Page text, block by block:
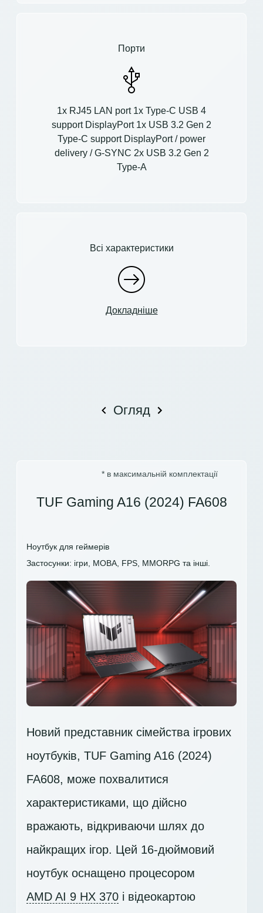
Порти
1x RJ45 LAN port 1x Type-C USB 4
support DisplayPort 1x USB 3.2 Gen 2
Type-C support DisplayPort / power
delivery / G-SYNC 2x USB 3.2 Gen 2
Type-A
Всі характеристики
Докладніше
Огляд
* в максимальній комплектації
TUF Gaming A16 (2024) FA608
Ноутбук для геймерів
Застосунки: ігри, MOBA, FPS, MMORPG та інші.
Новий представник сімейства ігрових
ноутбуків, TUF Gaming A16 (2024)
FA608, може похвалитися
характеристиками, що дійсно
вражають, відкриваючи шлях до
найкращих ігор. Цей 16-дюймовий
ноутбук оснащено процесором
AMD AI 9 HX 370 і відеокартою